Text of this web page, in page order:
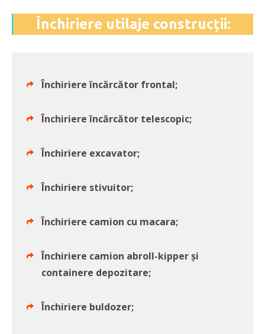
Închiriere utilaje construcții:
Închiriere încărcător frontal;
Închiriere încărcător telescopic;
Închiriere excavator;
Închiriere stivuitor;
Închiriere camion cu macara;
Închiriere camion abroll-kipper și
containere depozitare;
Închiriere buldozer;